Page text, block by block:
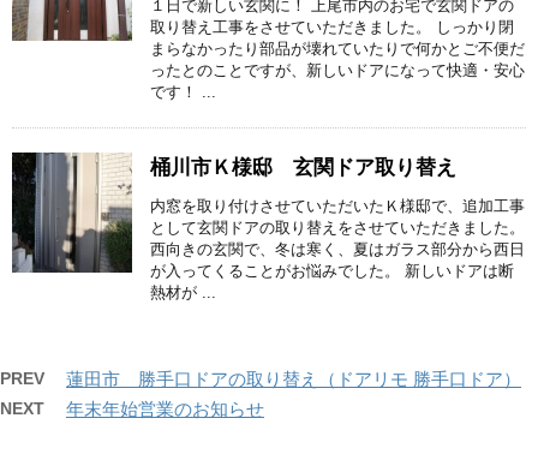
１日で新しい玄関に！ 上尾市内のお宅で玄関ドアの
取り替え工事をさせていただきました。 しっかり閉
まらなかったり部品が壊れていたりで何かとご不便だ
ったとのことですが、新しいドアになって快適・安心
です！ ...
桶川市Ｋ様邸 玄関ドア取り替え
内窓を取り付けさせていただいたＫ様邸で、追加工事
として玄関ドアの取り替えをさせていただきました。
西向きの玄関で、冬は寒く、夏はガラス部分から西日
が入ってくることがお悩みでした。 新しいドアは断
熱材が ...
PREV 蓮田市 勝手口ドアの取り替え（ドアリモ 勝手口ドア）
NEXT 年末年始営業のお知らせ